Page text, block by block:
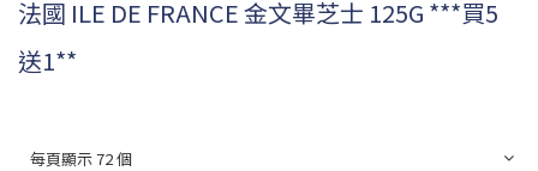
法國 ILE DE FRANCE 金文畢芝士 125G ***買5
送1**
每頁顯示 72 個